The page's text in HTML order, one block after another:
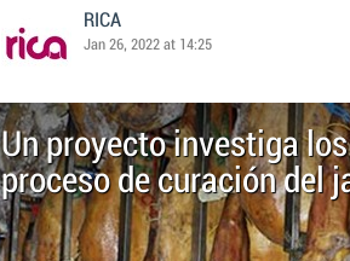
RICA
Jan 26, 2022 at 14:25
Un proyecto investiga
proceso de curación del